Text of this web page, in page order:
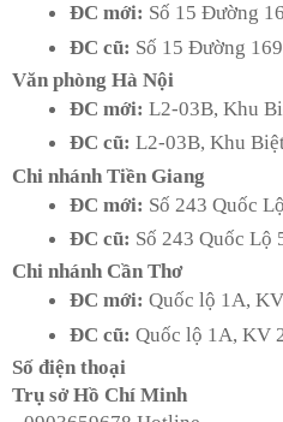
ĐC mới: Số 15 Đường
ĐC cũ: Số 15 Đường
Văn phòng Hà Nội
ĐC mới: L2-03B, Khu
ĐC cũ: L2-03B, Khu
Chi nhánh Tiền Giang
ĐC mới: Số 243 Quốc
ĐC cũ: Số 243 Quốc Lộ
Chi nhánh Cần Thơ
ĐC mới: Quốc lộ 1A,
ĐC cũ: Quốc lộ 1A, KV
Số điện thoại
Trụ sở Hồ Chí Minh